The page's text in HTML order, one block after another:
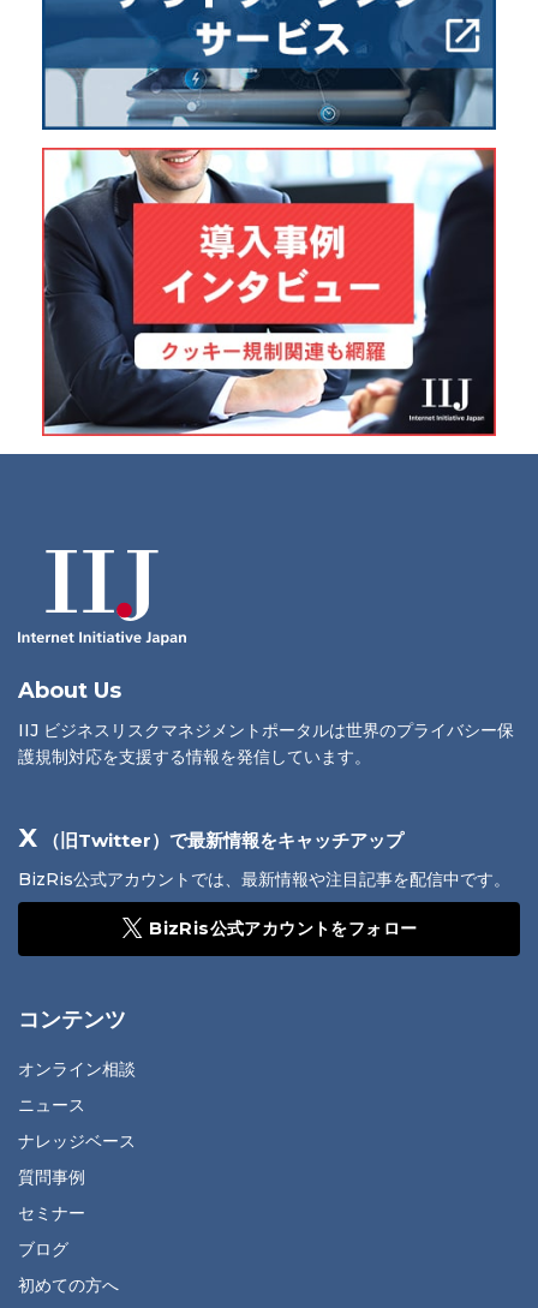
About Us
IIJ ビジネスリスクマネジメントポータルは世界のプライバシー保
護規制対応を支援する情報を発信しています。
X （旧Twitter）で最新情報をキャッチアップ
BizRis公式アカウントでは、最新情報や注目記事を配信中です。
BizRis公式アカウントをフォロー
コンテンツ
オンライン相談
ニュース
ナレッジベース
質問事例
セミナー
ブログ
初めての方へ